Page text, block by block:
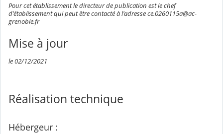
Pour cet établissement le directeur de publication est le chef
d'établissement qui peut être contacté à l'adresse ce.0260115a@ac-
grenoble.fr
Mise à jour
le 02/12/2021
Réalisation technique
Hébergeur :